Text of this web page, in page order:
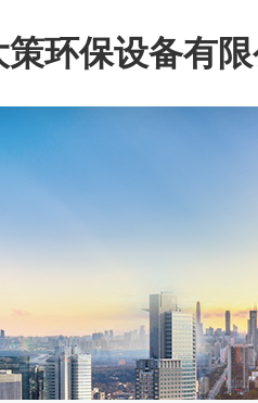
策环保设备有